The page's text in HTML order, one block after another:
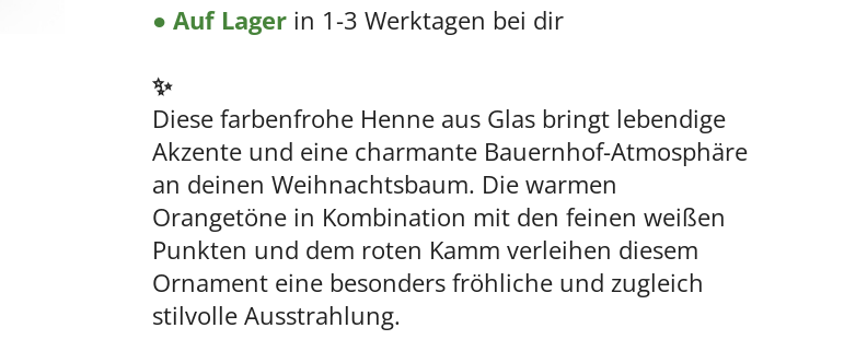
● Auf Lager in 1-3 Werktagen bei dir
✨
Diese farbenfrohe Henne aus Glas bringt lebendige
Akzente und eine charmante Bauernhof-Atmosphäre
an deinen Weihnachtsbaum. Die warmen
Orangetöne in Kombination mit den feinen weißen
Punkten und dem roten Kamm verleihen diesem
Ornament eine besonders fröhliche und zugleich
stilvolle Ausstrahlung.